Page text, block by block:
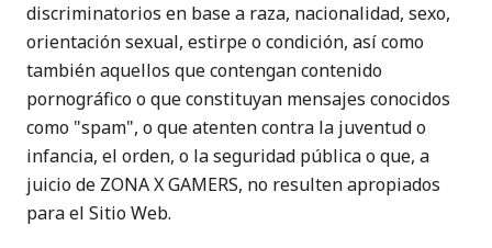
discriminatorios en base a raza, nacionalidad, sexo,
orientación sexual, estirpe o condición, así como
también aquellos que contengan contenido
pornográfico o que constituyan mensajes conocidos
como "spam", o que atenten contra la juventud o
infancia, el orden, o la seguridad pública o que, a
juicio de ZONA X GAMERS, no resulten apropiados
para el Sitio Web.